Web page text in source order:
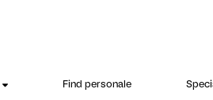
Find personale